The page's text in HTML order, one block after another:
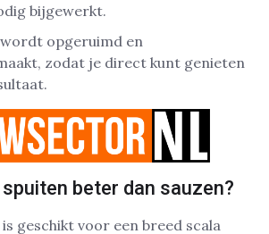
bijgewerkt.
opgeruimd en
zodat je direct kunt genieten
beter dan sauzen?
geschikt voor een breed scala